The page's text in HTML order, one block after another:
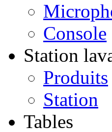
Console
Station
Produits
Station
Tables